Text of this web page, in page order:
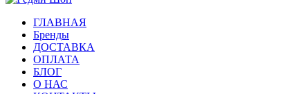
ГЛАВНАЯ
Бренды
ДОСТАВКА
ОПЛАТА
БЛОГ
О НАС